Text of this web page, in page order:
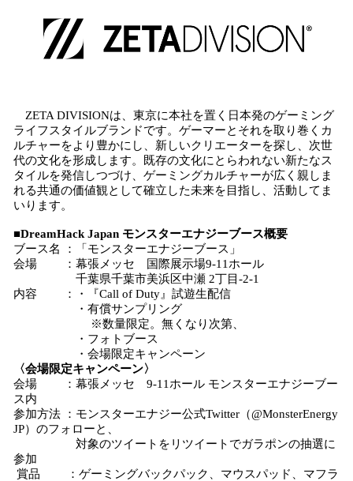
ZETA DIVISIONは、東京に本社を置く日本発のゲーミング
ライフスタイルブランドです。ゲーマーとそれを取り巻くカ
ルチャーをより豊かにし、新しいクリエーターを探し、次世
代の文化を形成します。既存の文化にとらわれない新たなス
タイルを発信しつづけ、ゲーミングカルチャーが広く親しま
れる共通の価値観として確立した未来を目指し、活動してま
いります。
■DreamHack Japan モンスターエナジーブース概要
ブース名 ：「モンスターエナジーブース」
会場 ：幕張メッセ 国際展示場9-11ホール
千葉県千葉市美浜区中瀬 2丁目-2-1
内容 ：・『Call of Duty』試遊生配信
・有償サンプリング
※数量限定。無くなり次第、
・フォトブース
・会場限定キャンペーン
〈会場限定キャンペーン〉
会場 ：幕張メッセ 9-11ホール モンスターエナジーブー
ス内
参加方法 ：モンスターエナジー公式Twitter（@MonsterEnergy
JP）のフォローと、
対象のツイートをリツイートでガラポンの抽選に
参加
賞品 ：ゲーミングバックパック、マウスパッド、マフラ